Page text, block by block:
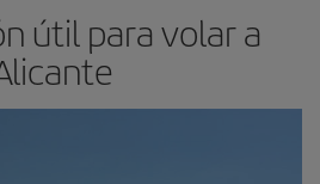
útil para volar a